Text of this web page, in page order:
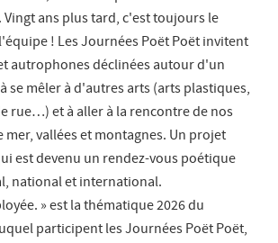
Vingt ans plus tard, c'est toujours le
! Les Journées Poët Poët invitent
autrophones déclinées autour d'un
se mêler à d'autres arts (arts plastiques,
rue…) et à aller à la rencontre de nos
mer, vallées et montagnes. Un projet
est devenu un rendez-vous poétique
national et international.
» est la thématique 2026 du
participent les Journées Poët Poët,